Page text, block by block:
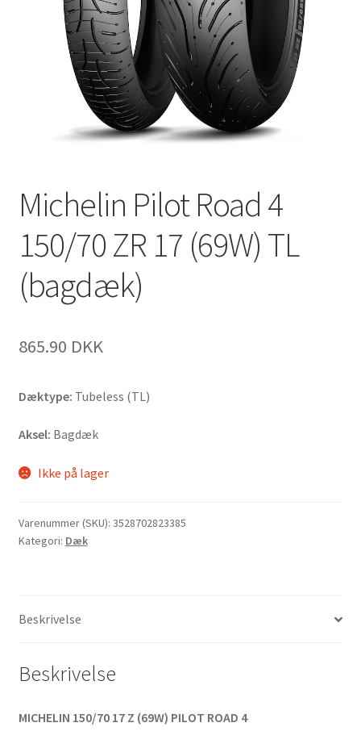
Michelin Pilot Road 4
150/70 ZR 17 (69W) TL
(bagdæk)
865.90 DKK
Dæktype: Tubeless (TL)
Aksel: Bagdæk
Ikke på lager
Varenummer (SKU): 3528702823385
Kategori: Dæk
Beskrivelse
Beskrivelse
MICHELIN 150/70 17 Z (69W) PILOT ROAD 4